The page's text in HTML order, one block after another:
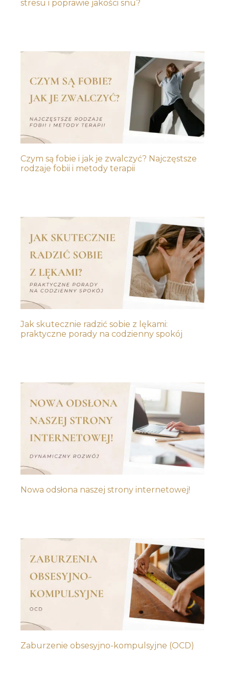
stresu i poprawie jakości snu?
Czym są fobie i jak je zwalczyć? Najczęstsze
rodzaje fobii i metody terapii
Jak skutecznie radzić sobie z lękami:
praktyczne porady na codzienny spokój
Nowa odsłona naszej strony internetowej!
Zaburzenie obsesyjno-kompulsyjne (OCD)